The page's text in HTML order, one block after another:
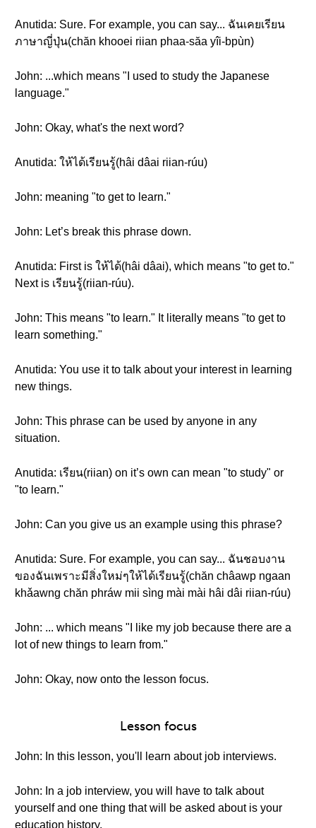
Anutida: Sure. For example, you can say... ฉันเคยเรียน
ภาษาญี่ปุ่น(chăn khooei riian phaa-săa yîi-bpùn)
John: ...which means "I used to study the Japanese
language."
John: Okay, what's the next word?
Anutida: ให้ได้เรียนรู้(hâi dâai riian-rúu)
John: meaning "to get to learn."
John: Let’s break this phrase down.
Anutida: First is ให้ได้(hâi dâai), which means "to get to."
Next is เรียนรู้(riian-rúu).
John: This means "to learn." It literally means "to get to
learn something."
Anutida: You use it to talk about your interest in learning
new things.
John: This phrase can be used by anyone in any
situation.
Anutida: เรียน(riian) on it’s own can mean "to study" or
"to learn."
John: Can you give us an example using this phrase?
Anutida: Sure. For example, you can say... ฉันชอบงาน
ของฉันเพราะมีสิ่งใหม่ๆให้ได้เรียนรู้(chăn châawp ngaan
khǎawng chăn phráw mii sìng mài mài hâi dâi riian-rúu)
John: ... which means "I like my job because there are a
lot of new things to learn from."
John: Okay, now onto the lesson focus.
Lesson focus
John: In this lesson, you'll learn about job interviews.
John: In a job interview, you will have to talk about
yourself and one thing that will be asked about is your
education history.